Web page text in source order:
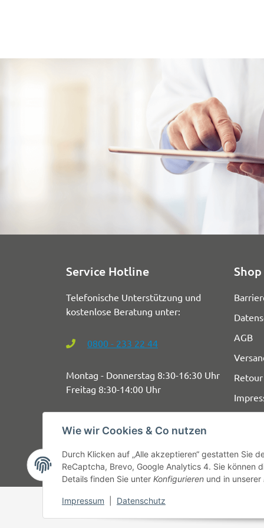
Wie wir Cookies & Co nutzen
Durch Klicken auf „Alle akzeptieren“ gestatten Sie
ReCaptcha, Brevo, Google Analytics 4. Sie können
Details finden Sie unter Konfigurieren und in unserer
Impressum Datenschutz
Service Hotline
Telefonische Unterstützung und
kostenlose Beratung unter:
0800 - 233 22 44
Montag - Donnerstag 8:30-16:30 Uhr
Freitag 8:30-14:00 Uhr
AGB
Retour